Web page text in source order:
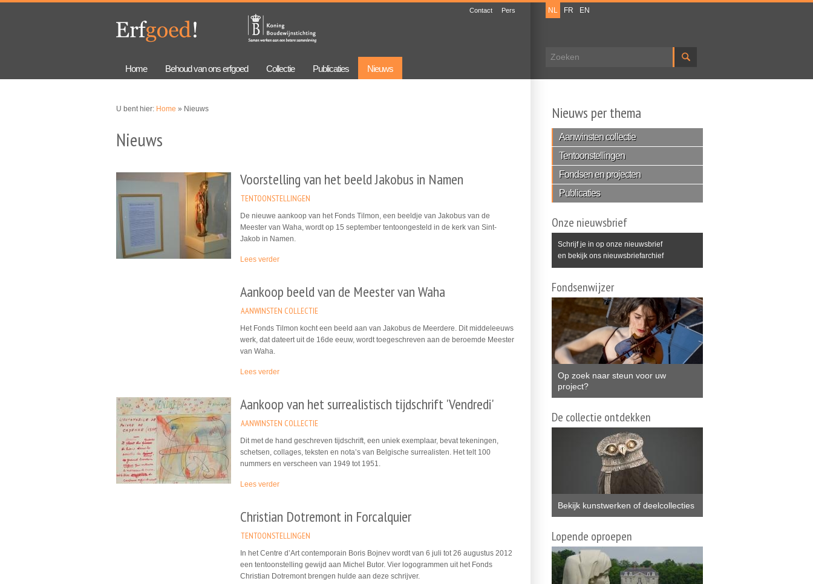
Contact Pers
Zoekveld
NL FR EN
Home Behoud van ons erfgoed Collectie Publicaties Nieuws
U bent hier: Home » Nieuws
Nieuws
Voorstelling van het beeld Jakobus in Namen
TENTOONSTELLINGEN
De nieuwe aankoop van het Fonds Tilmon, een beeldje van Jakobus van de
Meester van Waha, wordt op 15 september tentoongesteld in de kerk van Sint-
Jakob in Namen.
Lees verder
Aankoop beeld van de Meester van Waha
AANWINSTEN COLLECTIE
Het Fonds Tilmon kocht een beeld aan van Jakobus de Meerdere. Dit middeleeuws
werk, dat dateert uit de 16de eeuw, wordt toegeschreven aan de beroemde Meester
van Waha.
Lees verder
Aankoop van het surrealistisch tijdschrift 'Vendredi'
AANWINSTEN COLLECTIE
Dit met de hand geschreven tijdschrift, een uniek exemplaar, bevat tekeningen,
schetsen, collages, teksten en nota’s van Belgische surrealisten. Het telt 100
nummers en verscheen van 1949 tot 1951.
Lees verder
Christian Dotremont in Forcalquier
TENTOONSTELLINGEN
In het Centre d’Art contemporain Boris Bojnev wordt van 6 juli tot 26 augustus 2012
een tentoonstelling gewijd aan Michel Butor. Vier logogrammen uit het Fonds
Christian Dotremont brengen hulde aan deze schrijver.
Nieuws per thema
Aanwinsten collectie
Tentoonstellingen
Fondsen en projecten
Publicaties
Onze nieuwsbrief
Schrijf je in op onze nieuwsbrief
en bekijk ons nieuwsbriefarchief
Fondsenwijzer
Op zoek naar steun voor uw
project?
De collectie ontdekken
Bekijk kunstwerken of deelcollecties
Lopende oproepen